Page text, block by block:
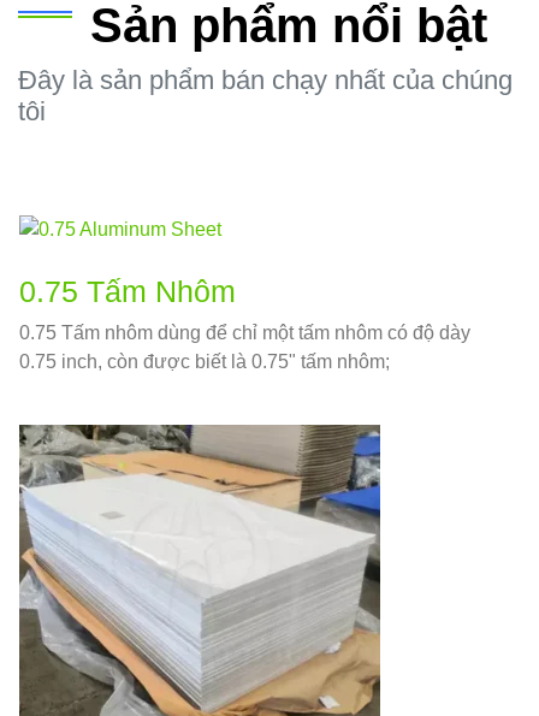
Sản phẩm nổi bật
Đây là sản phẩm bán chạy nhất của chúng
tôi
0.75 Tấm Nhôm
0.75 Tấm nhôm dùng để chỉ một tấm nhôm có độ dày
0.75 inch, còn được biết là 0.75" tấm nhôm;